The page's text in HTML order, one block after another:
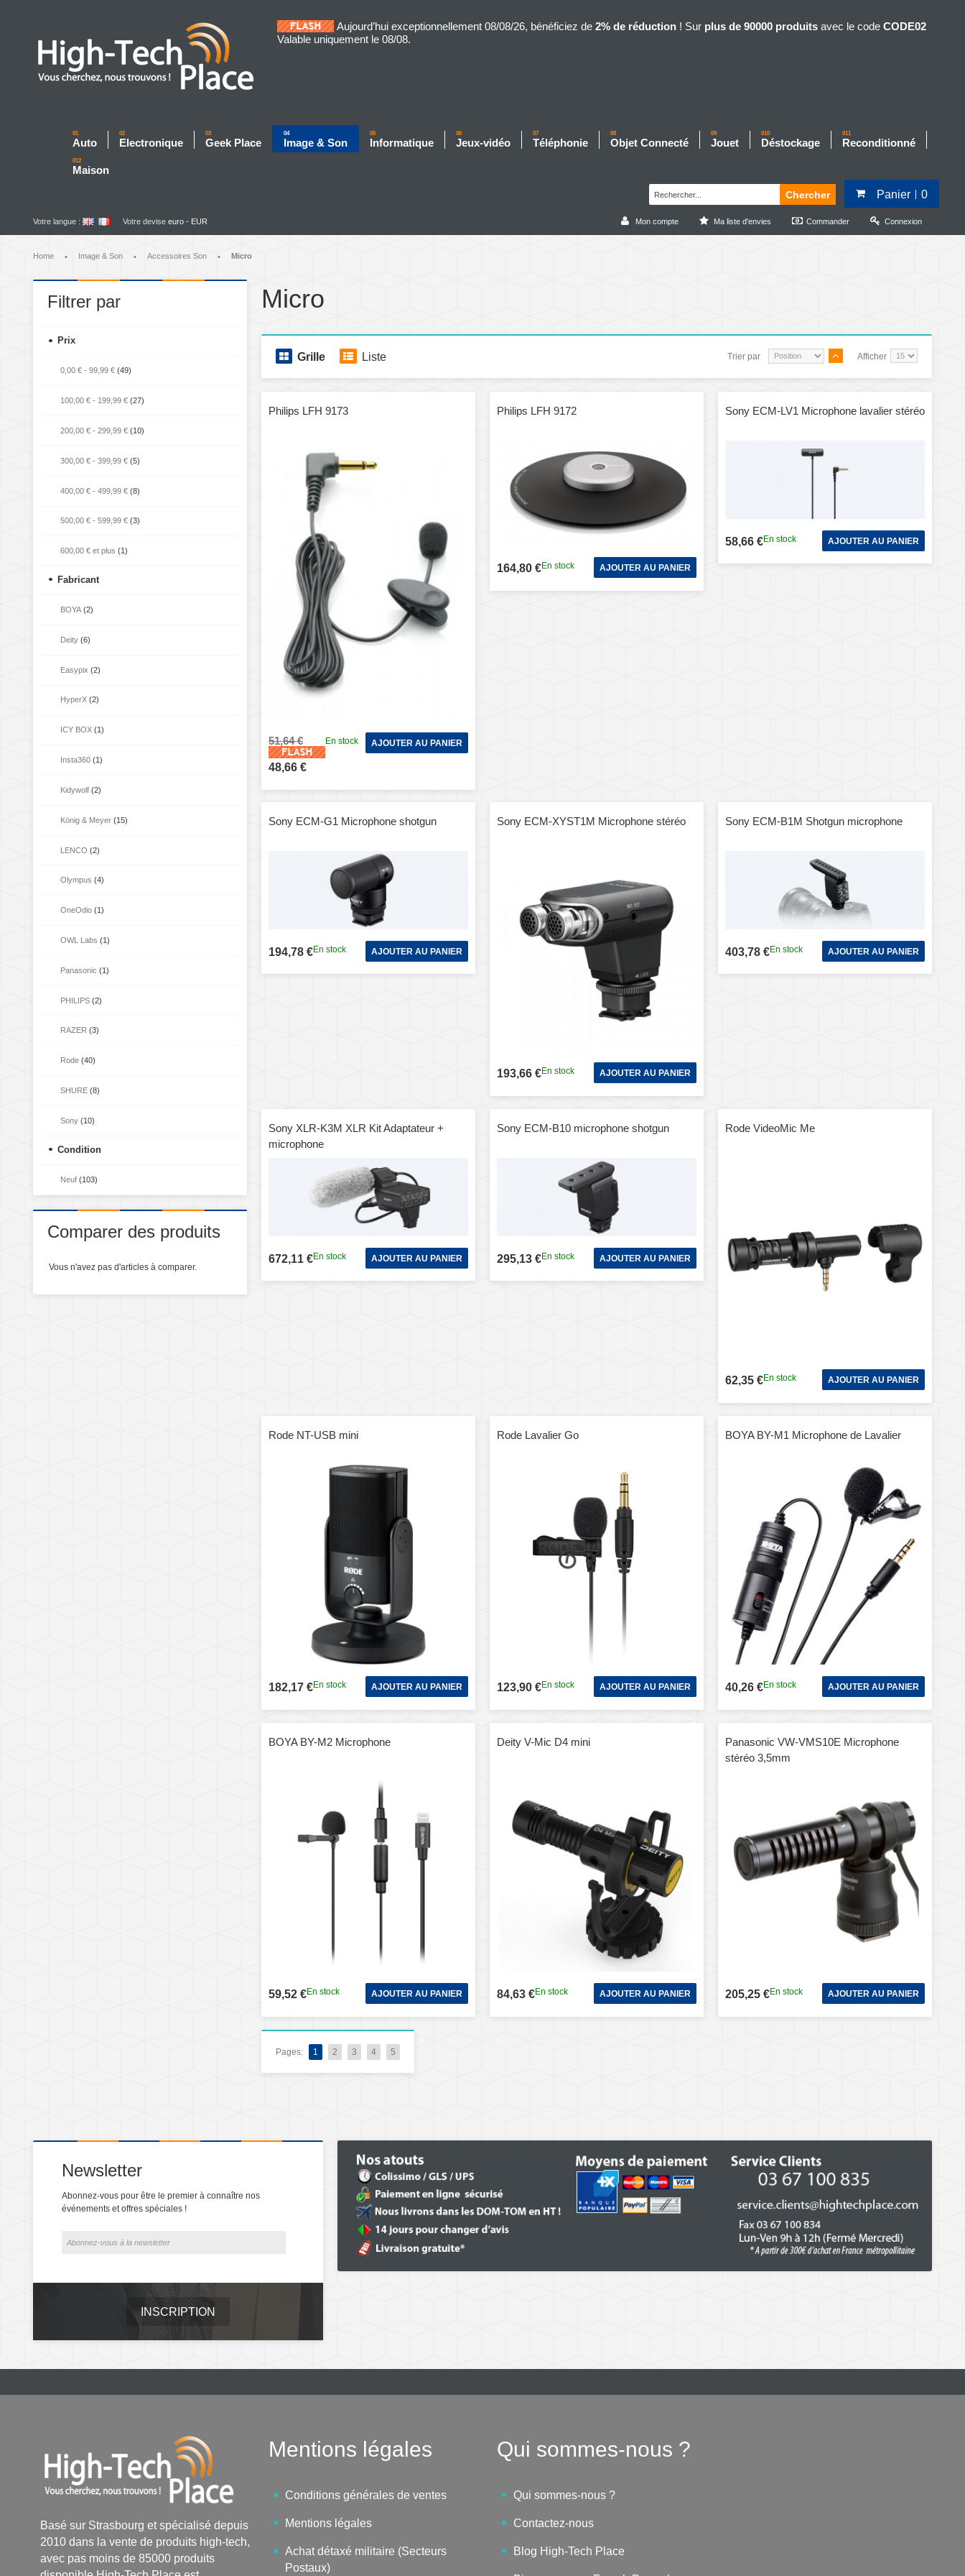
Aujourd’hui exceptionnellement 08/08/26, bénéficiez de 2% de réduction ! Sur plus de 90000 produits avec le code CODE02
Valable uniquement le 08/08.
01
Auto
02
Electronique
03
Geek Place
04
Image & Son
05
Informatique
06
Jeux-vidéo
07
Téléphonie
08
Objet Connecté
09
Jouet
010
Déstockage
011
Reconditionné
012
Maison
Panier
0
Chercher
Mon compte Ma liste d'envies Commander Connexion
Votre langue : Votre devise euro - EUR
Home • Image & Son • Accessoires Son • Micro
Micro
Grille Liste Afficher
Trier par
Philips LFH 9173
51,64 €
48,66 €
En stock AJOUTER AU PANIER
Philips LFH 9172
164,80 €En stock AJOUTER AU PANIER
Sony ECM-LV1 Microphone lavalier stéréo
58,66 €En stock AJOUTER AU PANIER
Sony ECM-G1 Microphone shotgun
194,78 €En stock AJOUTER AU PANIER
Sony ECM-XYST1M Microphone stéréo
193,66 €En stock AJOUTER AU PANIER
Sony ECM-B1M Shotgun microphone
403,78 €En stock AJOUTER AU PANIER
Sony XLR-K3M XLR Kit Adaptateur +
microphone
672,11 €En stock AJOUTER AU PANIER
Sony ECM-B10 microphone shotgun
295,13 €En stock AJOUTER AU PANIER
Rode VideoMic Me
62,35 €En stock AJOUTER AU PANIER
Rode NT-USB mini
182,17 €En stock AJOUTER AU PANIER
Rode Lavalier Go
123,90 €En stock AJOUTER AU PANIER
BOYA BY-M1 Microphone de Lavalier
40,26 €En stock AJOUTER AU PANIER
BOYA BY-M2 Microphone
59,52 €En stock AJOUTER AU PANIER
Deity V-Mic D4 mini
84,63 €En stock AJOUTER AU PANIER
Panasonic VW-VMS10E Microphone
stéréo 3,5mm
205,25 €En stock AJOUTER AU PANIER
Pages: 1 2 3 4 5
Filtrer par
Prix
0,00 € - 99,99 € (49)
100,00 € - 199,99 € (27)
200,00 € - 299,99 € (10)
300,00 € - 399,99 € (5)
400,00 € - 499,99 € (8)
500,00 € - 599,99 € (3)
600,00 € et plus (1)
Fabricant
BOYA (2)
Deity (6)
Easypix (2)
HyperX (2)
ICY BOX (1)
Insta360 (1)
Kidywolf (2)
König & Meyer (15)
LENCO (2)
Olympus (4)
OneOdio (1)
OWL Labs (1)
Panasonic (1)
PHILIPS (2)
RAZER (3)
Rode (40)
SHURE (8)
Sony (10)
Condition
Neuf (103)
Comparer des produits
Vous n'avez pas d'articles à comparer.
Newsletter
Abonnez-vous pour être le premier à connaître nos
événements et offres spéciales !
INSCRIPTION
Basé sur Strasbourg et spécialisé depuis
2010 dans la vente de produits high-tech,
avec pas moins de 85000 produits
Mentions légales
Conditions générales de ventes
Mentions légales
Achat détaxé militaire (Secteurs
Postaux)
Qui sommes-nous ?
Qui sommes-nous ?
Contactez-nous
Blog High-Tech Place